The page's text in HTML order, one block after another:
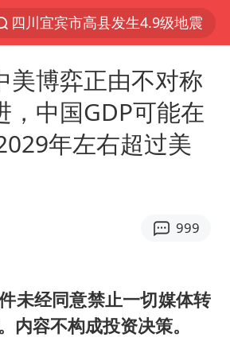
四川宜宾市高县发生4.9级地震
泰国校园枪击案死亡人数升至7人
佛山通报笔试前13被淘汰后5名进体检
台风灿鸿未来对中国无影响
美博弈正由不对称
，中国GDP可能在
年左右超过美
999
未经同意禁止一切媒体转
内容不构成投资决策。